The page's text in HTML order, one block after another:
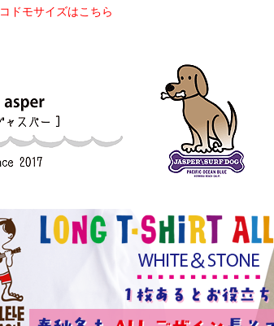
コドモサイズはこちら